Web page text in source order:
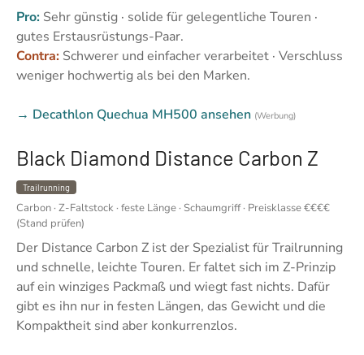
Pro: Sehr günstig · solide für gelegentliche Touren ·
gutes Erstausrüstungs-Paar.
Contra: Schwerer und einfacher verarbeitet · Verschluss
weniger hochwertig als bei den Marken.
→ Decathlon Quechua MH500 ansehen (Werbung)
Black Diamond Distance Carbon Z
Trailrunning
Carbon · Z-Faltstock · feste Länge · Schaumgriff · Preisklasse €€€€
(Stand prüfen)
Der Distance Carbon Z ist der Spezialist für Trailrunning
und schnelle, leichte Touren. Er faltet sich im Z-Prinzip
auf ein winziges Packmaß und wiegt fast nichts. Dafür
gibt es ihn nur in festen Längen, das Gewicht und die
Kompaktheit sind aber konkurrenzlos.